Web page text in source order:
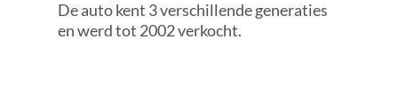
De auto kent 3 verschillende generaties
en werd tot 2002 verkocht.